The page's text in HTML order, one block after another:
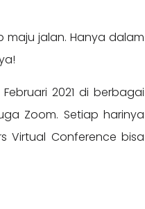
jalan. Hanya dalam
2021 di berbagai
Zoom. Setiap harinya
Virtual Conference bisa